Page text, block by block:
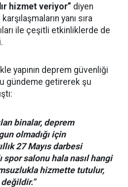
hizmet veriyor” diyen
yanı sıra
ile çeşitli etkinliklerde de
yapının deprem güvenliği
gündeme getirerek şu
binalar, deprem
olmadığı için
27 Mayıs darbesi
spor salonu hala nasıl hangi
hizmette tutulur,